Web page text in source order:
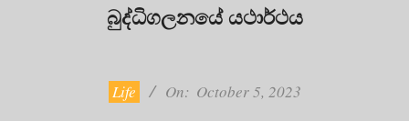
බුද්ධිගලනයේ යථාර්ථය
Life On: October 5, 2023